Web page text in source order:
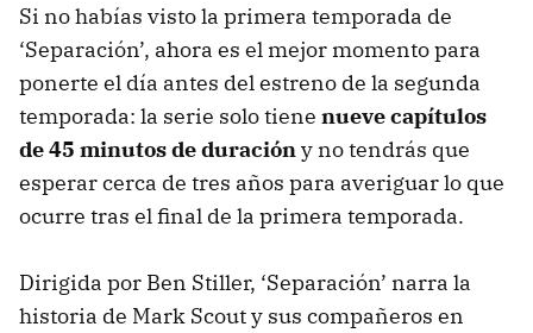
Si no habías visto la primera temporada de
‘Separación’, ahora es el mejor momento para
ponerte el día antes del estreno de la segunda
temporada: la serie solo tiene nueve capítulos
de 45 minutos de duracióny no tendrás que
esperar cerca de tres años para averiguar lo que
ocurre tras el final de la primera temporada.
Dirigida por Ben Stiller, ‘Separación’ narra la
historia de Mark Scout y sus compañeros en